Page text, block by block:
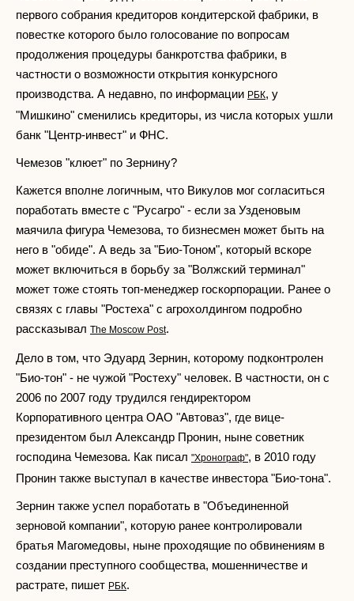
первого собрания кредиторов кондитерской фабрики, в
повестке которого было голосование по вопросам
продолжения процедуры банкротства фабрики, в
частности о возможности открытия конкурсного
производства. А недавно, по информации РБК, у
"Мишкино" сменились кредиторы, из числа которых ушли
банк "Центр-инвест" и ФНС.
Чемезов "клюет" по Зернину?
Кажется вполне логичным, что Викулов мог согласиться
поработать вместе с "Русагро" - если за Узденовым
маячила фигура Чемезова, то бизнесмен может быть на
него в "обиде". А ведь за "Био-Тоном", который вскоре
может включиться в борьбу за "Волжский терминал"
может тоже стоять топ-менеджер госкорпорации. Ранее о
связях с главы "Ростеха" с агрохолдингом подробно
рассказывал The Moscow Post.
Дело в том, что Эдуард Зернин, которому подконтролен
"Био-тон" - не чужой "Ростеху" человек. В частности, он с
2006 по 2007 году трудился гендиректором
Корпоративного центра ОАО "Автоваз", где вице-
президентом был Александр Пронин, ныне советник
господина Чемезова. Как писал "Хронограф", в 2010 году
Пронин также выступал в качестве инвестора "Био-тона".
Зернин также успел поработать в "Объединенной
зерновой компании", которую ранее контролировали
братья Магомедовы, ныне проходящие по обвинениям в
создании преступного сообщества, мошенничестве и
растрате, пишет РБК.